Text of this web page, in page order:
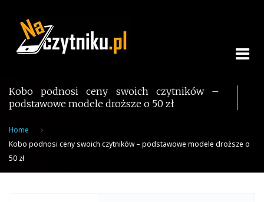
content
Kobo podnosi ceny swoich czytników –
podstawowe modele droższe o 50 zł
Home
Kobo podnosi ceny swoich czytników – podstawowe modele droższe o
50 zł